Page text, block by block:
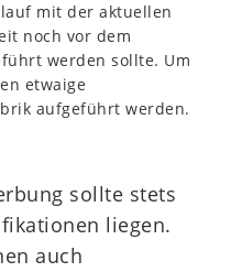
mit der aktuellen
noch vor dem
werden sollte. Um
etwaige
aufgeführt werden.
sollte stets
liegen.
auch